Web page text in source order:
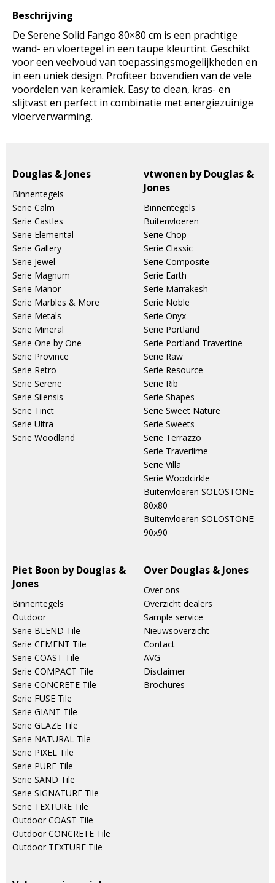
aantal
Beschrijving
De Serene Solid Fango 80×80 cm is een prachtige
wand- en vloertegel in een taupe kleurtint. Geschikt
voor een veelvoud van toepassingsmogelijkheden en
in een uniek design. Profiteer bovendien van de vele
voordelen van keramiek. Easy to clean, kras- en
slijtvast en perfect in combinatie met energiezuinige
vloerverwarming.
Douglas & Jones
Binnentegels
Serie Calm
Serie Castles
Serie Elemental
Serie Gallery
Serie Jewel
Serie Magnum
Serie Manor
Serie Marbles & More
Serie Metals
Serie Mineral
Serie One by One
Serie Province
Serie Retro
Serie Serene
Serie Silensis
Serie Tinct
Serie Ultra
Serie Woodland
vtwonen by Douglas &
Jones
Binnentegels
Buitenvloeren
Serie Chop
Serie Classic
Serie Composite
Serie Earth
Serie Marrakesh
Serie Noble
Serie Onyx
Serie Portland
Serie Portland Travertine
Serie Raw
Serie Resource
Serie Rib
Serie Shapes
Serie Sweet Nature
Serie Sweets
Serie Terrazzo
Serie Traverlime
Serie Villa
Serie Woodcirkle
Buitenvloeren SOLOSTONE
80x80
Buitenvloeren SOLOSTONE
90x90
Piet Boon by Douglas &
Jones
Binnentegels
Outdoor
Serie BLEND Tile
Serie CEMENT Tile
Serie COAST Tile
Serie COMPACT Tile
Serie CONCRETE Tile
Serie FUSE Tile
Serie GIANT Tile
Serie GLAZE Tile
Serie NATURAL Tile
Serie PIXEL Tile
Serie PURE Tile
Serie SAND Tile
Serie SIGNATURE Tile
Serie TEXTURE Tile
Outdoor COAST Tile
Outdoor CONCRETE Tile
Outdoor TEXTURE Tile
Over Douglas & Jones
Over ons
Overzicht dealers
Sample service
Nieuwsoverzicht
Contact
AVG
Disclaimer
Brochures